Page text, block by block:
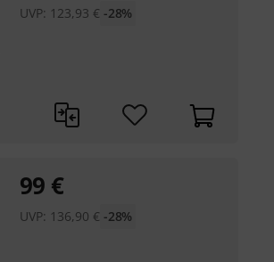
UVP: 123,93 € -28%
99 €
UVP: 136,90 € -28%